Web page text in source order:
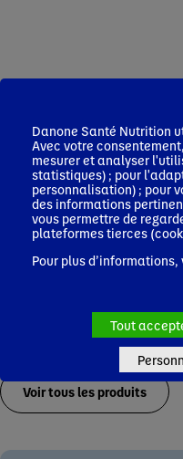
Les autres
Voir tous les produits
Danone Santé Nutrition
Avec votre
mesurer et analyser
statistiques) ; pour
personnalisation) ; pour
des informations
vous permettre de
plateformes tierces
Pour plus
Tout